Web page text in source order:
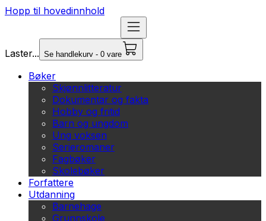
Hopp til hovedinnhold
Laster... Se handlekurv - 0 vare
Bøker
Skjønnlitteratur
Dokumentar og fakta
Hobby og fritid
Barn og ungdom
Ung voksen
Serieromaner
Fagbøker
Skolebøker
Forfattere
Utdanning
Barnehage
Grunnskole